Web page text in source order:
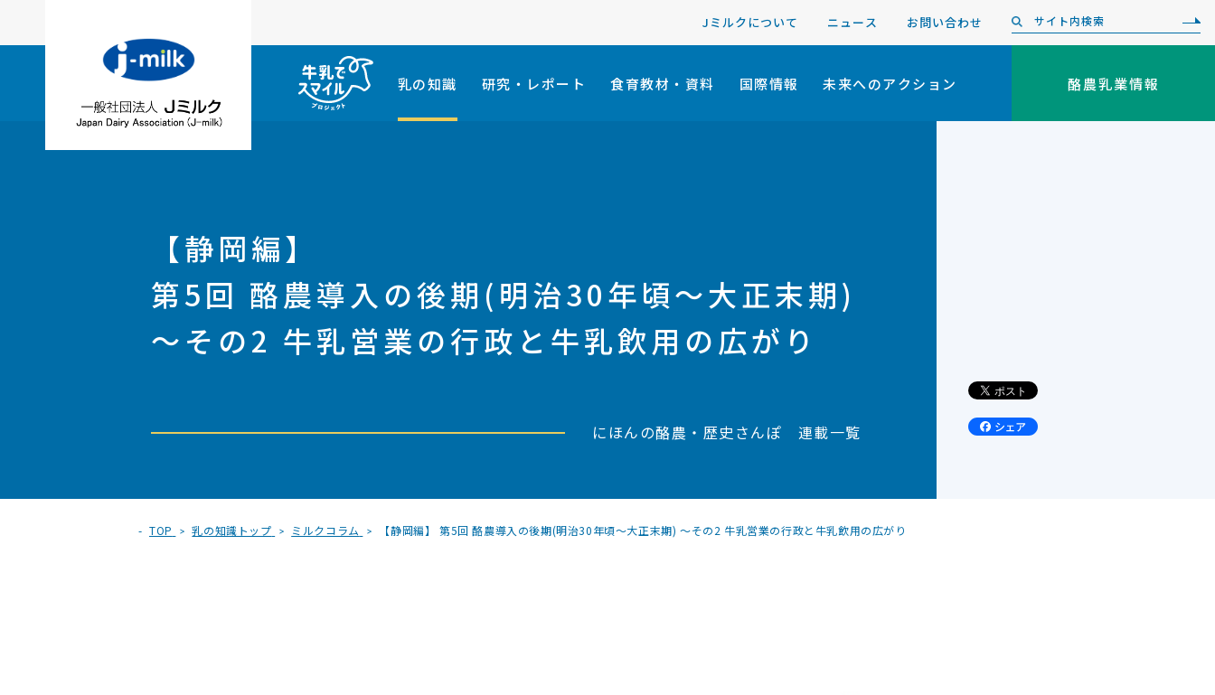
Jミルクについて ニュース お問い合わせ
乳の知識 研究・レポート 食育教材・資料 国際情報 未来へのアクション 酪農乳業情報
【静岡編】
第5回 酪農導入の後期(明治30年頃～大正末期)
～その2 牛乳営業の行政と牛乳飲用の広がり
にほんの酪農・歴史さんぽ 連載一覧
TOP 乳の知識トップ ミルクコラム 【静岡編】 第5回 酪農導入の後期(明治30年頃～大正末期) ～その2 牛乳営業の行政と牛乳飲用の広がり